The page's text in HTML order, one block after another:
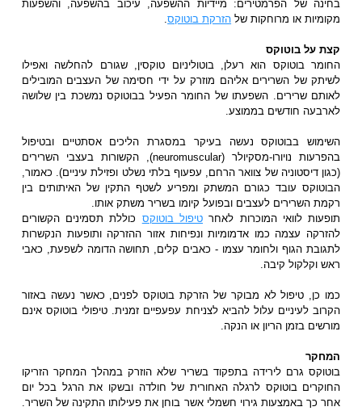
בחינה של הפרמטירים: מיידיות ההשפעה, עיכוב בהשפעה, והשפעות
מקומיות או מרוחקות של הזרקת בוטוקס.
קצת על בוטוקס
החומר בוטוקס הוא רעלן, בוטוליניום טוקסין, שגורם להחלשה ואפילו
לשיתק של השרירים אליהם מוזרק על ידי חסימה של העצבים המובילים
לאותם שרירים. השפעתו של החומר הפעיל בבוטוקס נמשכת בין שלושה
לארבעה חודשים בממוצע.
השימוש בבוטוקס נעשה בעיקר במסגרת הליכים אסתטיים ובטיפול
בהפרעות נויורו-מסקיולר (neuromuscular), הקשורות בעצבי השרירים
(כגון דיסטוניה של צוואר הרחם, עפעוף בלתי נשלט ופזילת עיניים). כאמור,
הבוטוקס עובד כגורם המשתק ומפריע לשטף התקין של האיתותים בין
רקמת השרירים לעצבים ובפועל קיומו בשריר משתק אותו.
תופעות לוואי המוכרות לאחר טיפול בוטוקס כוללת תסמינים הקשורים
להזרקה עצמה כמו אדמומיות ונפיחות אזור ההזרקה ותופעות הנקשרות
לתגובת הגוף ולחומר עצמו - כאבים קלים, תחושה הדומה לשפעת, כאבי
ראש וקלקול קיבה.
כמו כן, טיפול לא מבוקר של הזרקת בוטוקס לפנים, כאשר נעשה באזור
הקרוב לעיניים עלול להביא לצניחת עפעפיים זמנית. טיפולי בוטוקס אינם
מורשים בזמן הריון או הנקה.
המחקר
בוטוקס גרם לירידה בתפקוד בשריר שלא הוזרק במהלך המחקר הזריקו
החוקרים בוטוקס לרגלה האחורית של חולדה ובשקו את הרגל בכל יום
אחר כך באמצעות גירוי חשמלי אשר בוחן את פעילותו התקינה של השריר.